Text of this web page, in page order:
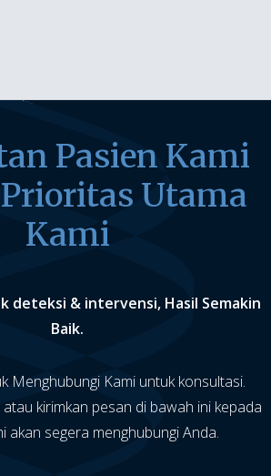
Pasien Kami
Utama
Kami
deteksi & intervensi, Hasil Semakin
Baik.
Menghubungi Kami untuk konsultasi.
atau kirimkan pesan di bawah ini kepada
akan segera menghubungi Anda.